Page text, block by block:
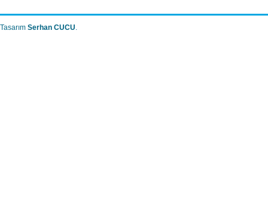
Tasarım Serhan CUCU.